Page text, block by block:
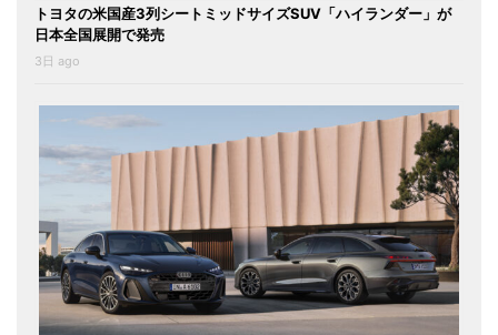
トヨタの米国産3列シートミッドサイズSUV「ハイランダー」が
日本全国展開で発売
3日 ago